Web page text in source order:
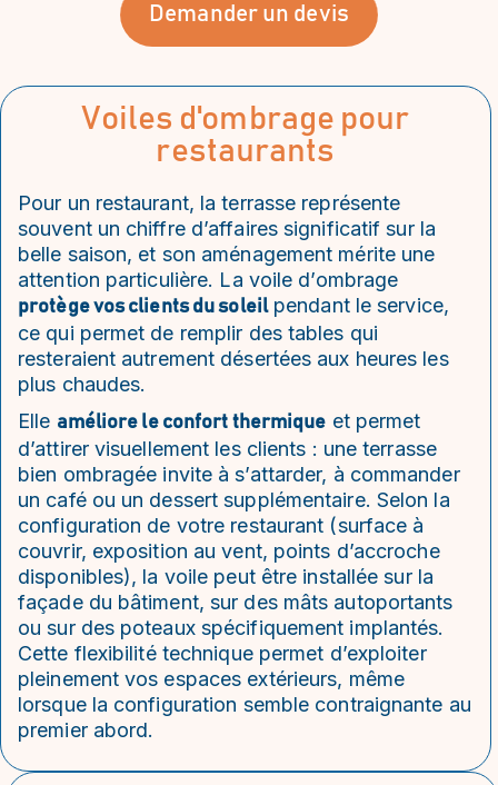
Demander un devis
Voiles d'ombrage pour
restaurants
Pour un restaurant, la terrasse représente
souvent un chiffre d’affaires significatif sur la
belle saison, et son aménagement mérite une
attention particulière. La voile d’ombrage
protège vos clients du soleilpendant le service,
ce qui permet de remplir des tables qui
resteraient autrement désertées aux heures les
plus chaudes.
Elle améliore le confort thermique et permet
d’attirer visuellement les clients : une terrasse
bien ombragée invite à s’attarder, à commander
un café ou un dessert supplémentaire. Selon la
configuration de votre restaurant (surface à
couvrir, exposition au vent, points d’accroche
disponibles), la voile peut être installée sur la
façade du bâtiment, sur des mâts autoportants
ou sur des poteaux spécifiquement implantés.
Cette flexibilité technique permet d’exploiter
pleinement vos espaces extérieurs, même
lorsque la configuration semble contraignante au
premier abord.